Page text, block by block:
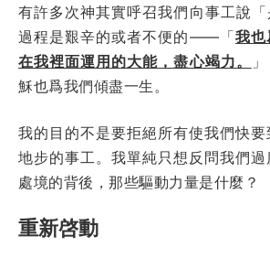
有許多次神其實呼召我們向事工說
過程是艱辛的或者不便的——「我也
在我裡面運用的大能，盡心竭力。
穌也爲我們傾盡一生。
我的目的不是要拒絕所有使我們快
地步的事工。我單純只想反問我們
處境的背後，那些驅動力量是什麼？
重新啓動